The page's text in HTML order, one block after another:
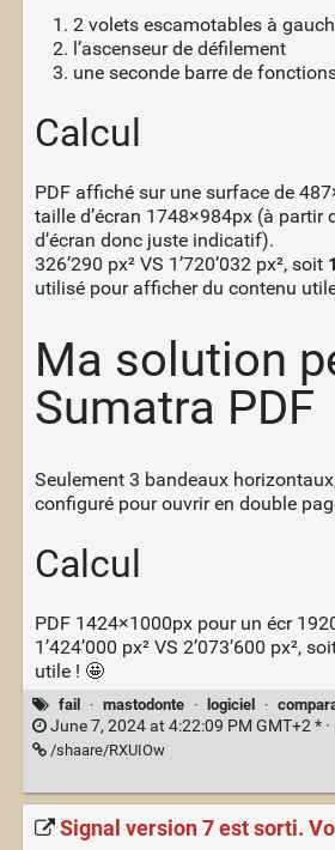
2 volets escamotables à
l’ascenseur de défilement
une seconde barre de
Calcul
PDF affiché sur une surface de
taille d’écran 1748×984px (à partir
d’écran donc juste indicatif).
326’290 px² VS 1’720’032 px², soit
utilisé pour afficher du contenu
Ma solution
Sumatra PDF
Seulement 3 bandeaux
configuré pour ouvrir en double
Calcul
PDF 1424×1000px pour un écr
1’424’000 px² VS 2’073’600 px²,
utile ! 🤩
fail · mastodonte · logiciel ·
June 7, 2024 at 4:22:09 PM GMT+2 * ·
/shaare/RXUIOw
Signal version 7 est sorti.